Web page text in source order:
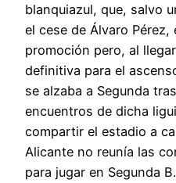
blanquiazul, que, salvo
el cese de Álvaro
promoción pero, al
definitiva para el
se alzaba a Segunda
encuentros de dicha
compartir el estadio a
Alicante no reunía las
para jugar en Segunda